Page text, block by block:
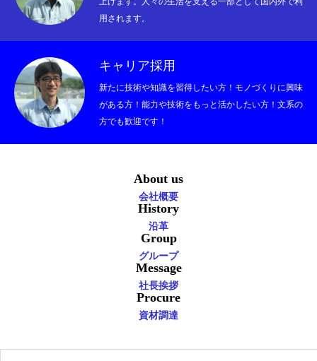
用されます。
キャリア採用
新たに技術や知識を習得したい方！モノづくりに興味
がある方！能力や技術をもっと活かしたい方！文系の
方でも歓迎です！
About us
会社概要
History
沿革
Group
グループ
Message
社長挨拶
Procure
資材調達